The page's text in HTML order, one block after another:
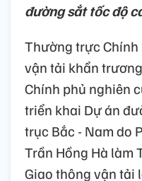
đường sắt tốc độ
Thường trực Chính
vận tải khẩn
Chính phủ nghiên
triển khai Dự án
trục Bắc - Nam do
Trần Hồng Hà làm
Giao thông vận tải